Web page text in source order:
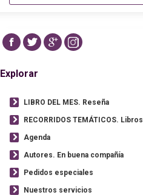
Explorar
LIBRO DEL MES. Reseña
RECORRIDOS TEMÁTICOS. Libros
Agenda
Autores. En buena compañía
Pedidos especiales
Nuestros servicios